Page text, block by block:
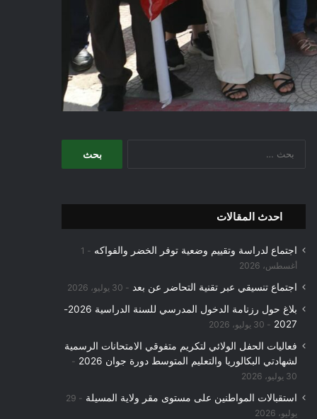
احدث المقالات
اجتماع لدراسة وتقييم وضعية توفر الخضر والفواكه
1
أغسطس، 2026
اجتماع تنسيقي عبر تقنية التحاضر عن بعد 30 يوليو، 2026
بلاغ حول رزنامة الدخول المدرسي للسنة الدراسية 2026-
2027
30 يوليو، 2026
فعاليات الحفل الولائي لتكريم متفوقي الامتحانات الرسمية
لشهادتي البكالوريا والتعليم المتوسط دورة جوان 2026
30 يوليو، 2026
استقبالات المواطنين على مستوى مقر ولاية المسيلة
29
يوليو، 2026